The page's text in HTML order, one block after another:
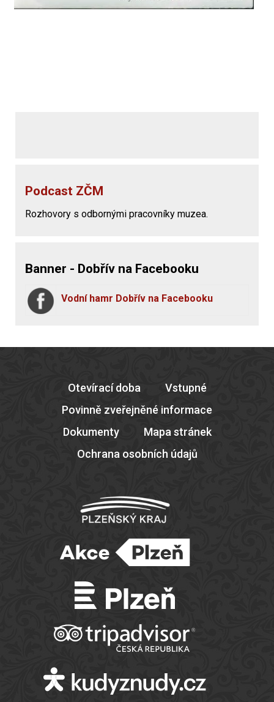
Podcast ZČM
Rozhovory s odbornými pracovníky muzea.
Banner - Dobřív na Facebooku
Vodní hamr Dobřív na Facebooku
Otevírací doba
Vstupné
Povinně zveřejněné informace
Dokumenty
Mapa stránek
Ochrana osobních údajů